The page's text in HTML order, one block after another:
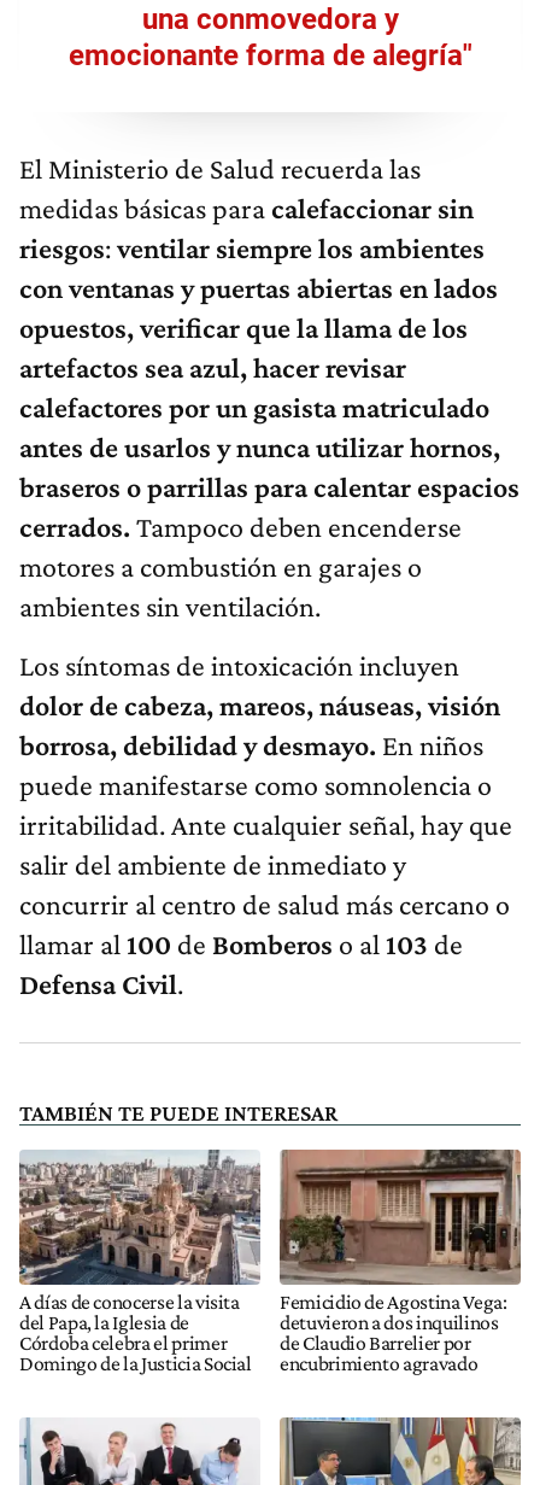
una conmovedora y
emocionante forma de alegría"
El Ministerio de Salud recuerda las
medidas básicas paracalefaccionar sin
riesgos:ventilar siempre los ambientes
con ventanas y puertas abiertas en lados
opuestos, verificar que la llama de los
artefactos sea azul, hacer revisar
calefactores por un gasista matriculado
antes de usarlos y nunca utilizar hornos,
braseros o parrillas para calentar espacios
cerrados. Tampoco deben encenderse
motores a combustión en garajes o
ambientes sin ventilación.
Los síntomas de intoxicación incluyen
dolor de cabeza, mareos, náuseas, visión
borrosa, debilidad y desmayo. En niños
puede manifestarse como somnolencia o
irritabilidad. Ante cualquier señal, hay que
salir del ambiente de inmediato y
concurrir al centro de salud más cercano o
llamar al 100 de Bomberos o al 103 de
Defensa Civil.
TAMBIÉN TE PUEDE INTERESAR
A días de conocerse la visita
del Papa, la Iglesia de
Córdoba celebra el primer
Domingo de la Justicia Social
Femicidio de Agostina Vega:
detuvieron a dos inquilinos
de Claudio Barrelier por
encubrimiento agravado